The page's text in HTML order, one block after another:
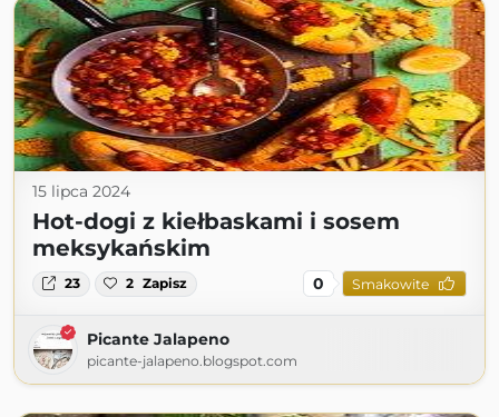
15 lipca 2024
Hot-dogi z kiełbaskami i sosem
meksykańskim
23 2 Zapisz 0 Smakowite
Picante Jalapeno
picante-jalapeno.blogspot.com